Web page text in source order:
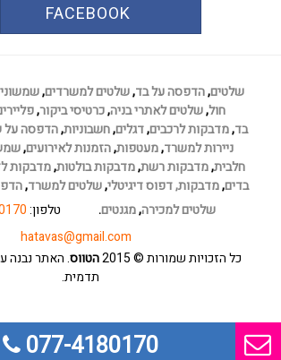
FACEBOOK
שלטים,הדפסה על בד,שלטים למשרדים,
חול,שלטים לאתרי בניה,כרטיסי ביקור,
בד,מדבקות לרכבים,דגלים,חשבוניות,הדפסה על
ניירות למשרד,מעטפות,הזמנות לאירועים,
חלבית,מדבקות רשת,מדבקות בולטות,מדבקות
בדים,מדבקות,דפוס דיגיטלי,שלטים למשרד,
שלטים למכירה,מגנטים. טלפון:
hatavas@gmail.com
כל הזכויות שמורות© 2015 הטווס. האתר נבנה
תדמית.
077-4180170